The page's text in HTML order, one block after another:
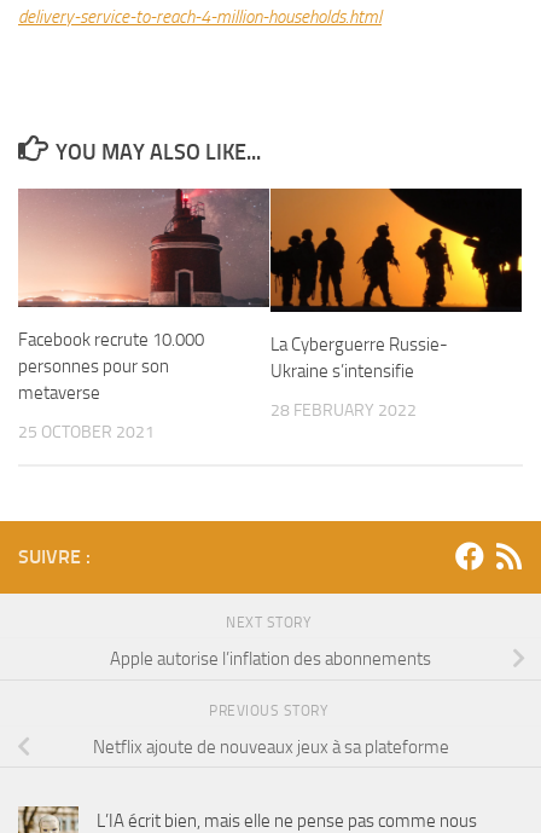
delivery-service-to-reach-4-million-households.html
YOU MAY ALSO LIKE...
Facebook recrute 10.000
personnes pour son
metaverse
25 OCTOBER 2021
La Cyberguerre Russie-
Ukraine s’intensifie
28 FEBRUARY 2022
SUIVRE :
NEXT STORY
Apple autorise l’inflation des abonnements
PREVIOUS STORY
Netflix ajoute de nouveaux jeux à sa plateforme
L’IA écrit bien, mais elle ne pense pas comme nous